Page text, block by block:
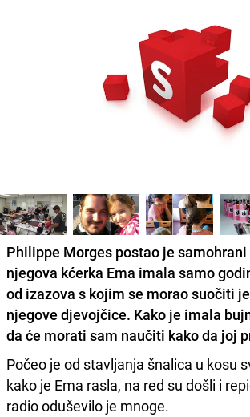
Philippe Morges postao je
njegova kćerka Ema imala samo
od izazova s kojim se morao suočiti
njegove djevojčice. Kako je imala
da će morati sam naučiti kako da joj
Počeo je od stavljanja šnalica u kosu
kako je Ema rasla, na red su došli i
radio oduševilo je mnoge.